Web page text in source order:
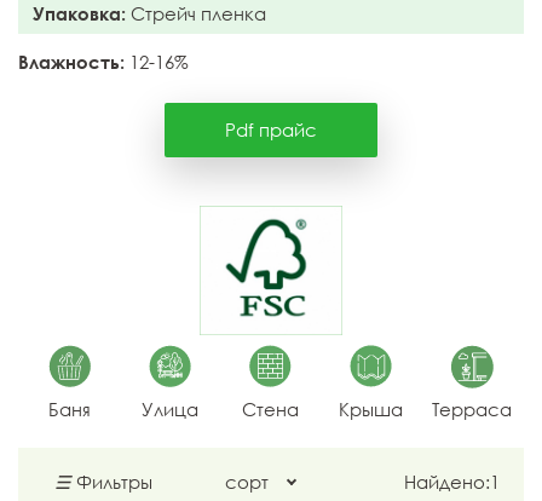
Упаковка: Стрейч пленка
Влажность: 12-16%
Pdf прайс
Баня Улица Стена Крыша Терраса
☰ Фильтры
сорт
Найдено:1